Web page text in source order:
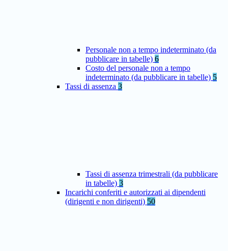
Personale non a tempo indeterminato (da
pubblicare in tabelle) 6
Costo del personale non a tempo
indeterminato (da pubblicare in tabelle) 5
Tassi di assenza 3
Tassi di assenza trimestrali (da pubblicare
in tabelle) 3
Incarichi conferiti e autorizzati ai dipendenti
(dirigenti e non dirigenti) 50